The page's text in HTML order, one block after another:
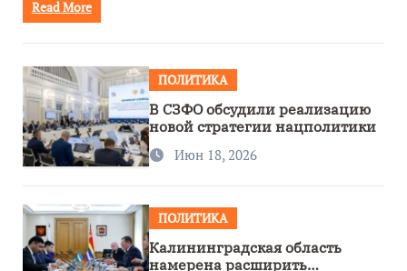
Read More
ПОЛИТИКА
В СЗФО обсудили реализацию
новой стратегии нацполитики
Июн 18, 2026
ПОЛИТИКА
Калининградская область
намерена расширить